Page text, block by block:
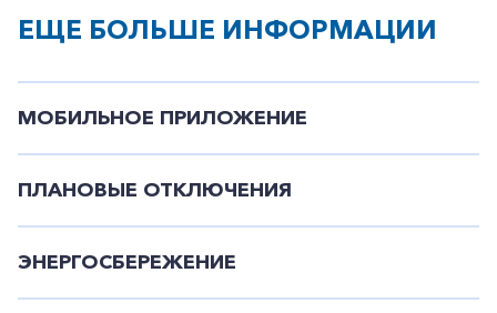
ЕЩЕ БОЛЬШЕ ИНФОРМАЦИИ
МОБИЛЬНОЕ ПРИЛОЖЕНИЕ
ПЛАНОВЫЕ ОТКЛЮЧЕНИЯ
ЭНЕРГОСБЕРЕЖЕНИЕ